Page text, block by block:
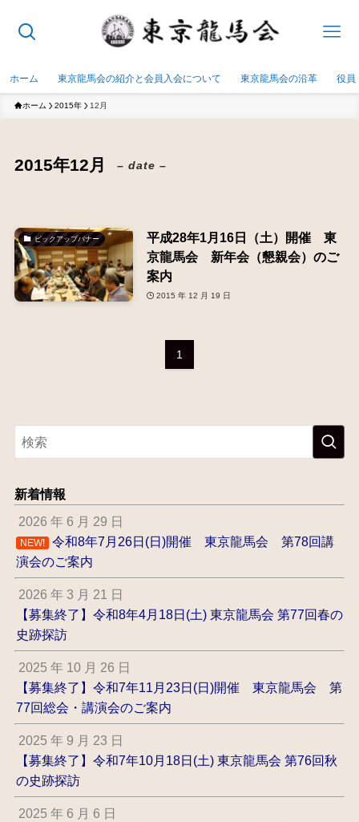
ホーム 東京龍馬会の紹介と会員入会について 東京龍馬会の沿革 役員
ホーム 2015年 12月
2015年12月 – date –
ピックアップバナー
平成28年1月16日（土）開催 東
京龍馬会 新年会（懇親会）のご
案内
2015 年 12 月 19 日
1
新着情報
2026 年 6 月 29 日
NEW! 令和8年7月26日(日)開催 東京龍馬会 第78回講
演会のご案内
2026 年 3 月 21 日
【募集終了】令和8年4月18日(土) 東京龍馬会 第77回春の
史跡探訪
2025 年 10 月 26 日
【募集終了】令和7年11月23日(日)開催 東京龍馬会 第
77回総会・講演会のご案内
2025 年 9 月 23 日
【募集終了】令和7年10月18日(土) 東京龍馬会 第76回秋
の史跡探訪
2025 年 6 月 6 日